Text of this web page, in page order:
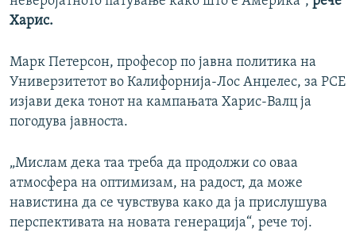
Харис.
Марк Петерсон, професор по јавна политика на
Универзитетот во Калифорнија-Лос Анџелес, за РСЕ
изјави дека тонот на кампањата Харис-Валц ја
погодува јавноста.
„Мислам дека таа треба да продолжи со оваа
атмосфера на оптимизам, на радост, да може
навистина да се чувствува како да ја прислушува
перспективата на новата генерација“, рече тој.